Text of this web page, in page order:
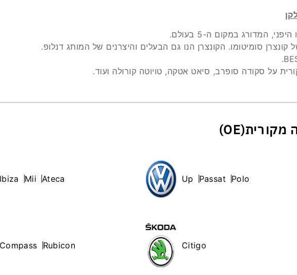
המדורג במקום ה-5 בעולם.
קונצרן סומיטומו. הקונצרן הנו גם הבעלים והיצרנים של המותג דנלופ.
Ibiza Mii Ateca Up Passat Polo
Compass Rubicon Citigo